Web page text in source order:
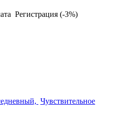
Регистрация (-3%)
Чувствительное